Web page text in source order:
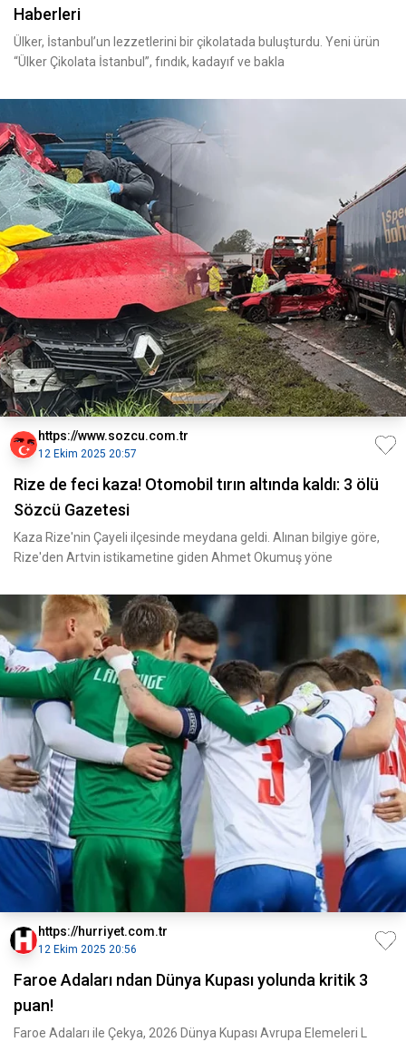
Haberleri
Ülker, İstanbul’un lezzetlerini bir çikolatada buluşturdu. Yeni ürün
“Ülker Çikolata İstanbul”, fındık, kadayıf ve bakla
https://www.sozcu.com.tr
12 Ekim 2025 20:57
Rize de feci kaza! Otomobil tırın altında kaldı: 3 ölü
Sözcü Gazetesi
Kaza Rize'nin Çayeli ilçesinde meydana geldi. Alınan bilgiye göre,
Rize'den Artvin istikametine giden Ahmet Okumuş yöne
https://hurriyet.com.tr
12 Ekim 2025 20:56
Faroe Adaları ndan Dünya Kupası yolunda kritik 3
puan!
Faroe Adaları ile Çekya, 2026 Dünya Kupası Avrupa Elemeleri L